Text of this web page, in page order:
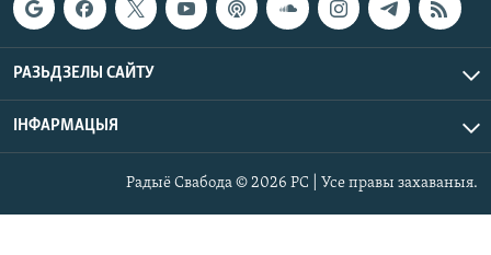
РАЗЬДЗЕЛЫ САЙТУ
ІНФАРМАЦЫЯ
Радыё Свабода © 2026 РС | Усе правы захаваныя.